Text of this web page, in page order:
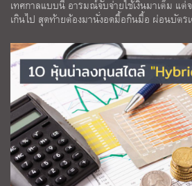
เทศกาลแบบนี้ อารมณ์จับจ่ายใช้เงินมาเต็ม แต่จ
เกินไป สุดท้ายต้องมานั่งอดมื้อกินมื้อ ผ่อนบัตร